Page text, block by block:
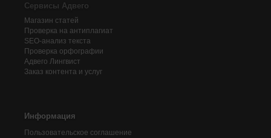
Сервисы Адвего
Магазин статей
Проверка на антиплагиат
SEO-анализ текста
Проверка орфографии
Адвего Лингвист
Заказ контента и услуг
Информация
Пользовательское соглашение